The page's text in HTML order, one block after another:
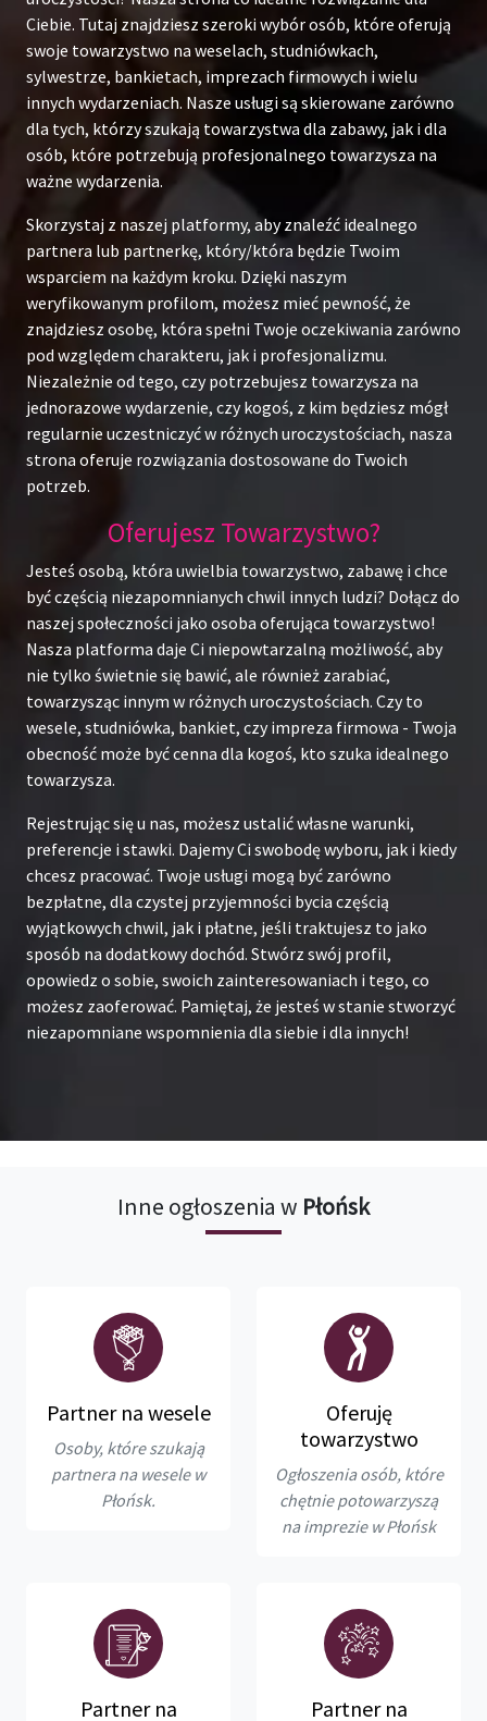
Ciebie. Tutaj znajdziesz szeroki wybór osób, które oferują
swoje towarzystwo na weselach, studniówkach,
sylwestrze, bankietach, imprezach firmowych i wielu
innych wydarzeniach. Nasze usługi są skierowane zarówno
dla tych, którzy szukają towarzystwa dla zabawy, jak i dla
osób, które potrzebują profesjonalnego towarzysza na
ważne wydarzenia.
Skorzystaj z naszej platformy, aby znaleźć idealnego
partnera lub partnerkę, który/która będzie Twoim
wsparciem na każdym kroku. Dzięki naszym
weryfikowanym profilom, możesz mieć pewność, że
znajdziesz osobę, która spełni Twoje oczekiwania zarówno
pod względem charakteru, jak i profesjonalizmu.
Niezależnie od tego, czy potrzebujesz towarzysza na
jednorazowe wydarzenie, czy kogoś, z kim będziesz mógł
regularnie uczestniczyć w różnych uroczystościach, nasza
strona oferuje rozwiązania dostosowane do Twoich
potrzeb.
Oferujesz Towarzystwo?
Jesteś osobą, która uwielbia towarzystwo, zabawę i chce
być częścią niezapomnianych chwil innych ludzi? Dołącz do
naszej społeczności jako osoba oferująca towarzystwo!
Nasza platforma daje Ci niepowtarzalną możliwość, aby
nie tylko świetnie się bawić, ale również zarabiać,
towarzysząc innym w różnych uroczystościach. Czy to
wesele, studniówka, bankiet, czy impreza firmowa - Twoja
obecność może być cenna dla kogoś, kto szuka idealnego
towarzysza.
Rejestrując się u nas, możesz ustalić własne warunki,
preferencje i stawki. Dajemy Ci swobodę wyboru, jak i kiedy
chcesz pracować. Twoje usługi mogą być zarówno
bezpłatne, dla czystej przyjemności bycia częścią
wyjątkowych chwil, jak i płatne, jeśli traktujesz to jako
sposób na dodatkowy dochód. Stwórz swój profil,
opowiedz o sobie, swoich zainteresowaniach i tego, co
możesz zaoferować. Pamiętaj, że jesteś w stanie stworzyć
niezapomniane wspomnienia dla siebie i dla innych!
Inne ogłoszenia w Płońsk
Partner na wesele
Osoby, które szukają
partnera na wesele w
Płońsk.
Oferuję
towarzystwo
Ogłoszenia osób, które
chętnie potowarzyszą
na imprezie w Płońsk
Partner na
Partner na